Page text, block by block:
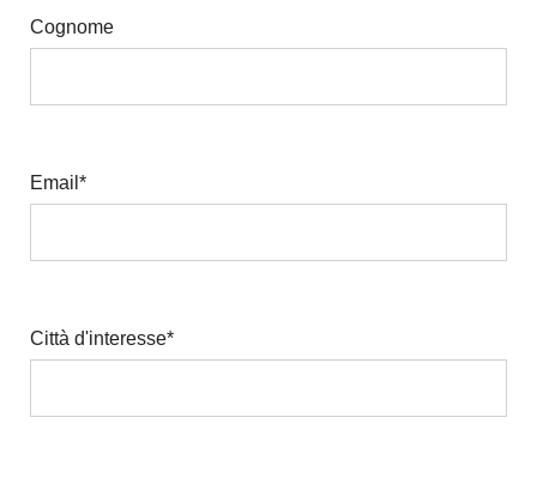
Cognome
Email *
Città d'interesse*